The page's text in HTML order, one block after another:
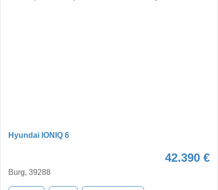
Hyundai IONIQ 6
42.390 €
Burg, 39288